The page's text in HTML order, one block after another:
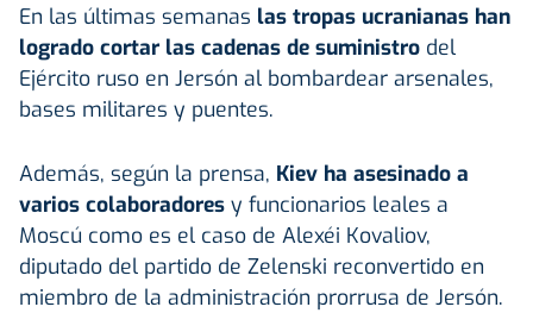
En las últimas semanas las tropas ucranianas han
logrado cortar las cadenas de suministro del
Ejército ruso en Jersón al bombardear arsenales,
bases militares y puentes.
Además, según la prensa, Kiev ha asesinado a
varios colaboradores y funcionarios leales a
Moscú como es el caso de Alexéi Kovaliov,
diputado del partido de Zelenski reconvertido en
miembro de la administración prorrusa de Jersón.